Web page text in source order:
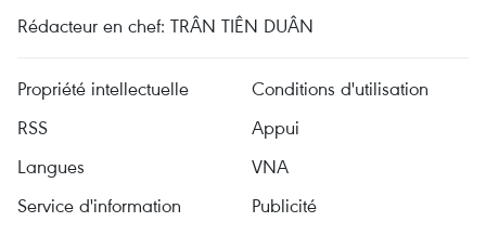
Rédacteur en chef: TRÂN TIÊN DUÂN
Propriété intellectuelle
Conditions d'utilisation
RSS
Appui
Langues
VNA
Service d'information
Publicité